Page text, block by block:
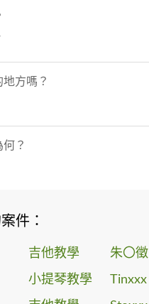
方嗎？
？
件：
吉他教學 朱〇徵
小提琴教學 Tinxxx